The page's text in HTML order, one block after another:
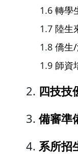
轉學
陸生
僑生
師資
四技技
備審準
系所招